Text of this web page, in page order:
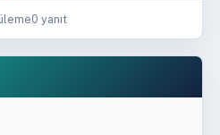
0 yanıt